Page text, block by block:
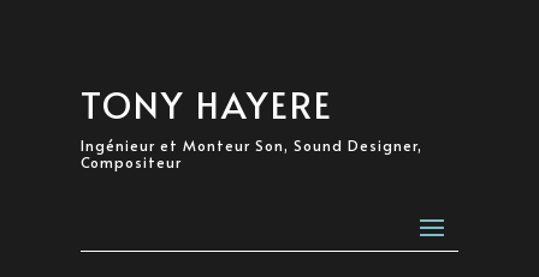
TONY HAYERE
Ingénieur et Monteur Son, Sound Designer,
Compositeur